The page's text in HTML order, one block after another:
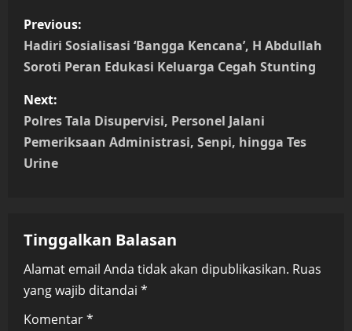
P
o
t
n
i
g
a
Previous:
Hadiri Sosialisasi ‘Bangga Kencana’, H Abdullah
Soroti Peran Edukasi Keluarga Cegah Stunting
Next:
Polres Tala Disupervisi, Personel Jalani
Pemeriksaan Administrasi, Senpi, hingga Tes
Urine
Tinggalkan Balasan
Alamat email Anda tidak akan dipublikasikan. Ruas
yang wajib ditandai *
Komentar*